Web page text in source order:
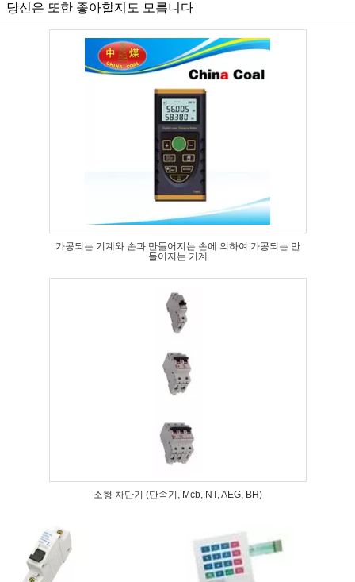
당신은 또한 좋아할지도 모릅니다
가공되는 기계와 손과 만들어지는 손에 의하여 가공되는 만
들어지는 기계
소형 차단기 (단속기, Mcb, NT, AEG, BH)